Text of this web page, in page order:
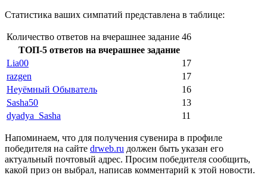
Статистика ваших симпатий представлена в таблице:
Количество ответов на вчерашнее задание 46
ТОП-5 ответов на вчерашнее задание
Lia00
17
razgen
17
Неуёмный Обыватель
16
Sasha50
13
dyadya_Sasha
11
Напоминаем, что для получения сувенира в профиле
победителя на сайте drweb.ru должен быть указан его
актуальный почтовый адрес. Просим победителя сообщить,
какой приз он выбрал, написав комментарий к этой новости.